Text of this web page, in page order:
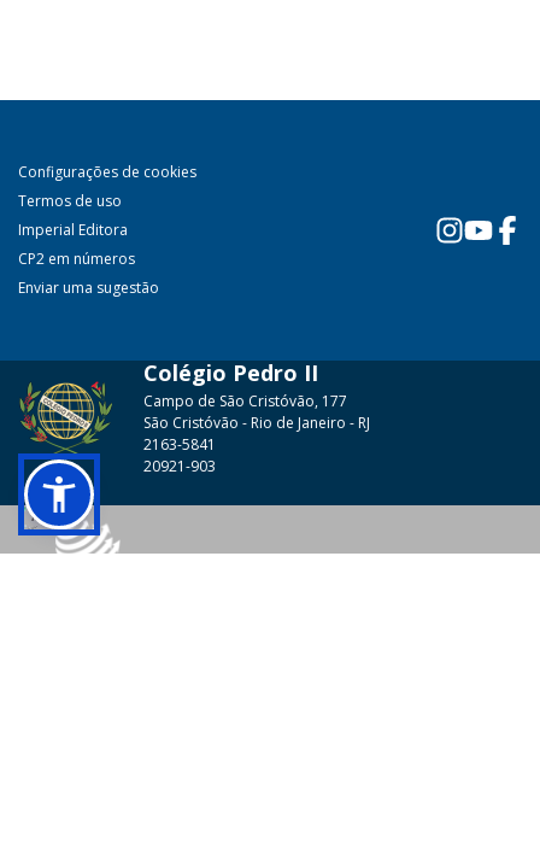
Configurações de cookies
Termos de uso
Imperial Editora
CP2 em números
Enviar uma sugestão
Colégio Pedro II
Campo de São Cristóvão, 177
São Cristóvão - Rio de Janeiro - RJ
2163-5841
20921-903